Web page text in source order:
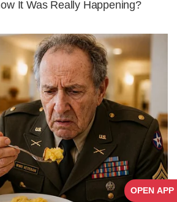
OPEN APP